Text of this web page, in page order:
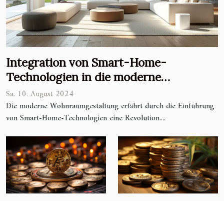
Integration von Smart-Home-
Technologien in die moderne
Wohnraumgestaltung
Sa. 10. August 2024
Die moderne Wohnraumgestaltung erfährt durch die Einführung
von Smart-Home-Technologien eine Revolution....